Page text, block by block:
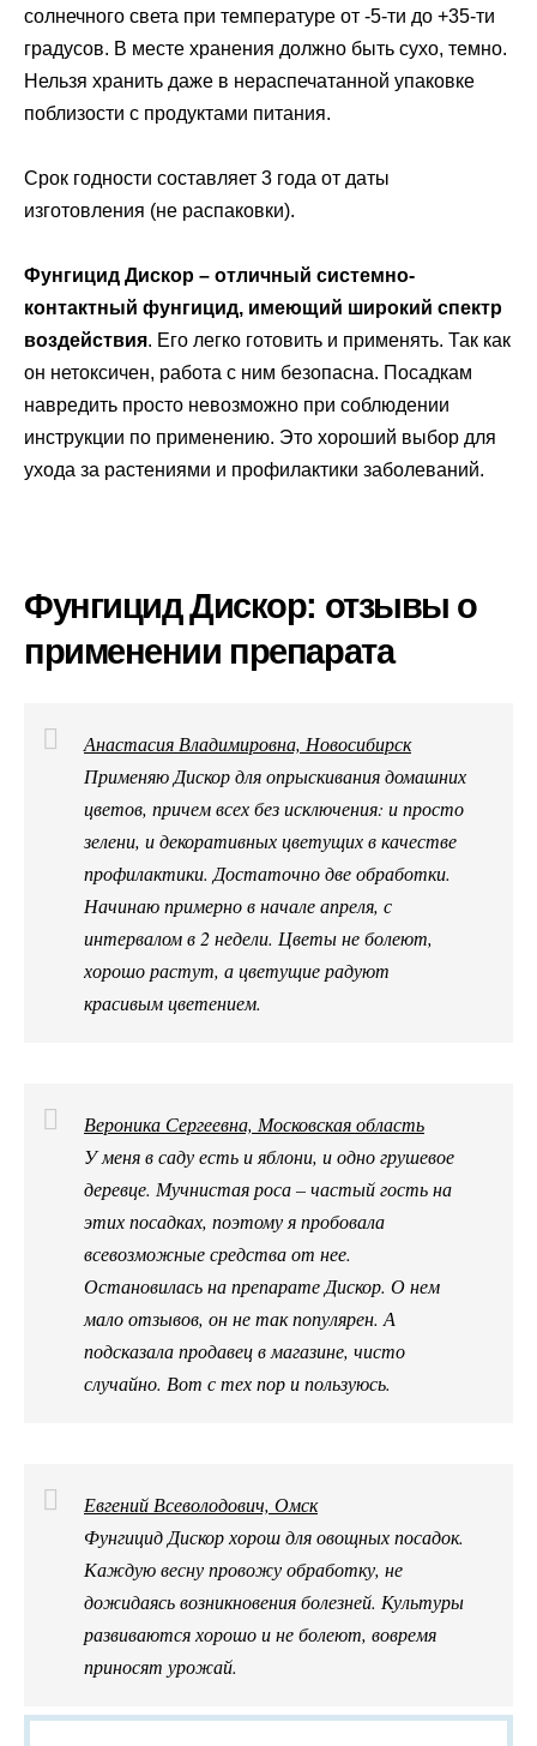
солнечного света при температуре от -5-ти до +35-ти
градусов. В месте хранения должно быть сухо, темно.
Нельзя хранить даже в нераспечатанной упаковке
поблизости с продуктами питания.
Срок годности составляет 3 года от даты
изготовления (не распаковки).
Фунгицид Дискор – отличный системно-
контактный фунгицид, имеющий широкий спектр
воздействия. Его легко готовить и применять. Так как
он нетоксичен, работа с ним безопасна. Посадкам
навредить просто невозможно при соблюдении
инструкции по применению. Это хороший выбор для
ухода за растениями и профилактики заболеваний.
Фунгицид Дискор: отзывы о
применении препарата
Анастасия Владимировна, Новосибирск
Применяю Дискор для опрыскивания домашних
цветов, причем всех без исключения: и просто
зелени, и декоративных цветущих в качестве
профилактики. Достаточно две обработки.
Начинаю примерно в начале апреля, с
интервалом в 2 недели. Цветы не болеют,
хорошо растут, а цветущие радуют
красивым цветением.
Вероника Сергеевна, Московская область
У меня в саду есть и яблони, и одно грушевое
деревце. Мучнистая роса – частый гость на
этих посадках, поэтому я пробовала
всевозможные средства от нее.
Остановилась на препарате Дискор. О нем
мало отзывов, он не так популярен. А
подсказала продавец в магазине, чисто
случайно. Вот с тех пор и пользуюсь.
Евгений Всеволодович, Омск
Фунгицид Дискор хорош для овощных посадок.
Каждую весну провожу обработку, не
дожидаясь возникновения болезней. Культуры
развиваются хорошо и не болеют, вовремя
приносят урожай.